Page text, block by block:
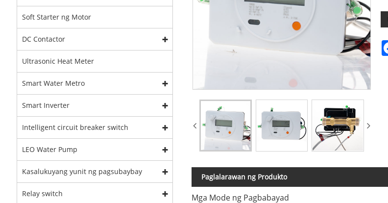
Soft Starter ng Motor
DC Contactor
Ultrasonic Heat Meter
Smart Water Metro
Smart Inverter
Intelligent circuit breaker switch
LEO Water Pump
Kasalukuyang yunit ng pagsubaybay
Relay switch
Paglalarawan ng Produkto
Mga Mode ng Pagbabayad